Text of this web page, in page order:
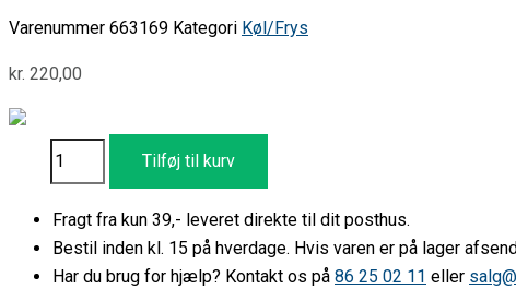
Varenummer 663169 Kategori Køl/Frys
kr. 220,00
Tilføj til kurv
Fragt fra kun 39,- leveret direkte til dit posthus.
Bestil inden kl. 15 på hverdage. Hvis varen er på lager
Har du brug for hjælp? Kontakt os på 86 25 02 11 eller